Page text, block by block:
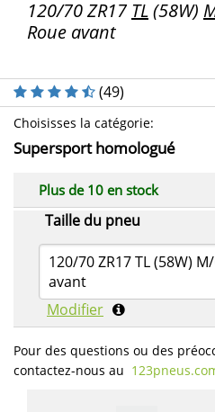
120/70 ZR17 TL(58W)
Roue avant
Choisisses la catégorie:
Supersport homologué
Taille du pneu
120/70 ZR17 TL (58W)
avant
Modifier
Plus de 10 en stock
(49)
Pour des questions ou des
contactez-nous au